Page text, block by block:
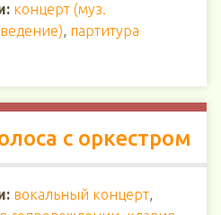
концерт (муз.
, партитура
с оркестром
вокальный концерт,